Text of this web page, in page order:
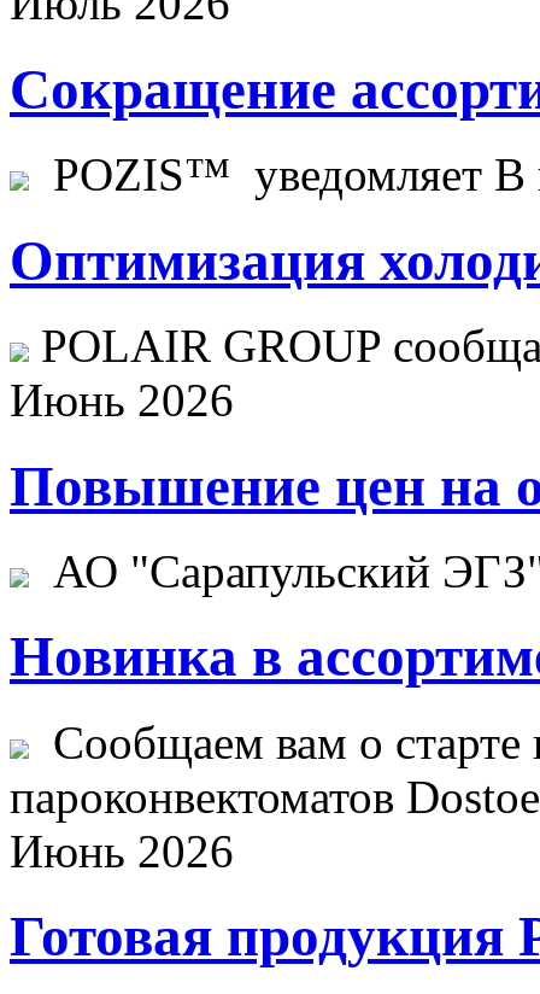
Сокращение
POZIS™ уведомляет В
Оптимизация
POLAIR GROUP
Июнь 2026
Повышение цен на
АО "Сарапульский
Новинка в
Сообщаем вам о старте
пароконвектоматов
Июнь 2026
Готовая продукция